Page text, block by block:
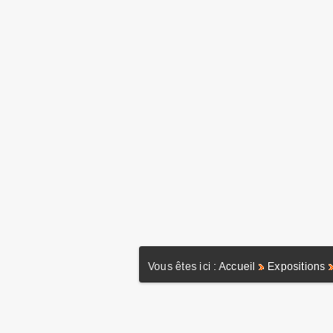
Vous êtes ici : Accueil Expositions